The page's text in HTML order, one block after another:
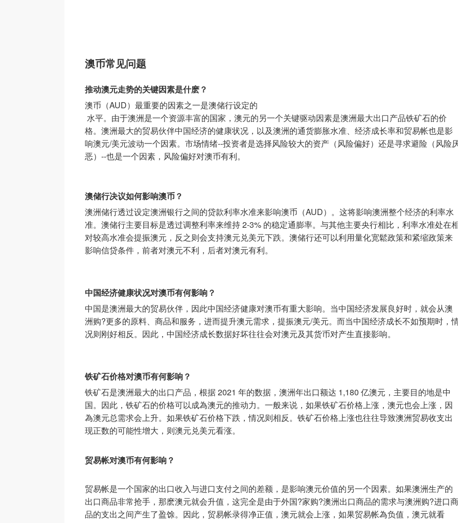
澳币常见问题
推动澳元走势的关键因素是什麽？
澳币（AUD）最重要的因素之一是澳储行设定的
水平。由于澳洲是一个资源丰富的国家，澳元的另一个关键驱动因素是澳洲最大出口产品铁矿石的价
格。澳洲最大的贸易伙伴中国经济的健康状况，以及澳洲的通货膨胀水准、经济成长率和贸易帐也是影
响澳元/美元波动一个因素。市场情绪--投资者是选择风险较大的资产（风险偏好）还是寻求避险（风险
恶）--也是一个因素，风险偏好对澳币有利。
澳储行决议如何影响澳币？
澳洲储行透过设定澳洲银行之间的贷款利率水准来影响澳币（AUD）。这将影响澳洲整个经济的利率水
准。澳储行主要目标是透过调整利率来维持 2-3% 的稳定通膨率。与其他主要央行相比，利率水准处在
对较高水准会提振澳元，反之则会支持澳元兑美元下跌。澳储行还可以利用量化宽鬆政策和紧缩政策来
影响信贷条件，前者对澳元不利，后者对澳元有利。
中国经济健康状况对澳币有何影响？
中国是澳洲最大的贸易伙伴，因此中国经济健康对澳币有重大影响。当中国经济发展良好时，就会从澳
洲购?更多的原料、商品和服务，进而提升澳元需求，提振澳元/美元。而当中国经济成长不如预期时，
况则刚好相反。因此，中国经济成长数据好坏往往会对澳元及其货币对产生直接影响。
铁矿石价格对澳币有何影响？
铁矿石是澳洲最大的出口产品，根据 2021 年的数据，澳洲年出口额达 1,180 亿澳元，主要目的地是中
国。因此，铁矿石的价格可以成為澳元的推动力。一般来说，如果铁矿石价格上涨，澳元也会上涨，因
為澳元总需求会上升。如果铁矿石价格下跌，情况则相反。铁矿石价格上涨也往往导致澳洲贸易收支出
现正数的可能性增大，则澳元兑美元看涨。
贸易帐对澳币有何影响？
贸易帐是一个国家的出口收入与进口支付之间的差额，是影响澳元价值的另一个因素。如果澳洲生产的
出口商品非常抢手，那麽澳元就会升值，这完全是由于外国?家购?澳洲出口商品的需求与澳洲购?进口商
品的支出之间产生了盈馀。因此，贸易帐录得净正值，澳元就会上涨，如果贸易帐為负值，澳元就看